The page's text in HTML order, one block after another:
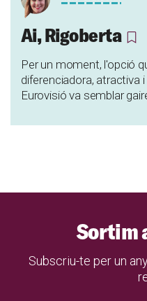
Ai, Rigoberta
Per un moment, l'opció
diferenciadora, atractiva
Eurovisió va semblar
Sortim
Subscriu-te per un